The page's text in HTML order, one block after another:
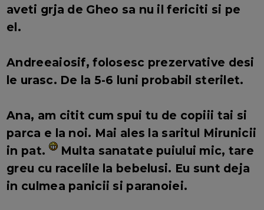
aveti grja de Gheo sa nu il fericiti si pe
el.
Andreeaiosif, folosesc prezervative desi
le urasc. De la 5-6 luni probabil sterilet.
Ana, am citit cum spui tu de copiii tai si
parca e la noi. Mai ales la saritul Mirunicii
in pat.
Multa sanatate puiului mic, tare
greu cu racelile la bebelusi. Eu sunt deja
in culmea panicii si paranoiei.